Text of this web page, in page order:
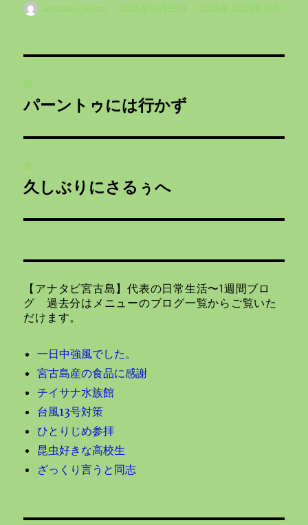
投
anatabi-japan
投
2025年10月29日
カ
2025年, 2025年10月
稿
ビ
ゲ
ー
ン
前
前
投
稿:
パーントゥには行かず
次
次
投
久しぶりにさるぅへ
【アナタビ宮古島】代表の日常生活〜1週間ブロ
グ 過去分はメニューのブログ一覧からご覧いた
だけます。
一日中強風でした。
宮古島産の食品に感謝
チイサナ水族館
台風13号対策
ひとりじめ参拝
昆虫好きな高校生
ざっくり言うと同志